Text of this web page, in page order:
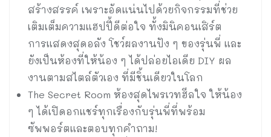
สร้างสรรค์ เพราะอัดแน่นไปด้วยกิจกรรมที่ช่วย
เติมเต็มความแฮปปี้ดีต่อใจ ทั้งมินิคอนเสิร์ต
การแสดงสุดอลัง โชว์ผลงานปัง ๆ ของรุ่นพี่ และ
ยังเป็นห้องที่ให้น้อง ๆ ได้ปล่อยไอเดีย DIY ผล
งานตามสไตล์ตัวเอง ที่มีชิ้นเดียวในโลก
The Secret Room ห้องสุดไพรเวทฮีลใจ ให้น้อง
ๆ ได้เปิดอกแชร์ทุกเรื่องกับรุ่นพี่ที่พร้อม
ซัพพอร์ตและตอบทุกคำถาม!